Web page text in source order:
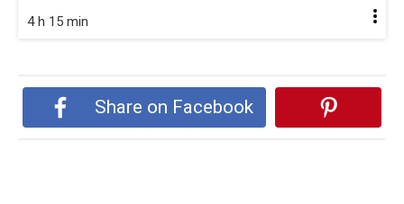
4 h 15 min
Share on Facebook